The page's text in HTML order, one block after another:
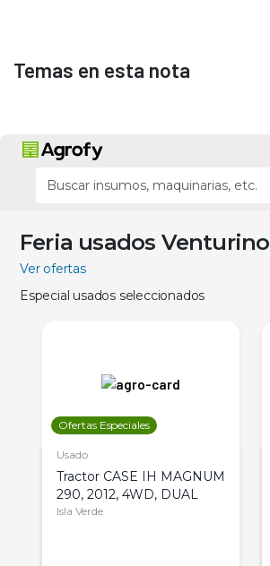
Temas en esta nota
Feria usados Venturino
Ver ofertas
Especial usados seleccionados
Ofertas Especiales
Usado
Tractor CASE IH MAGNUM
290, 2012, 4WD, DUAL
Isla Verde